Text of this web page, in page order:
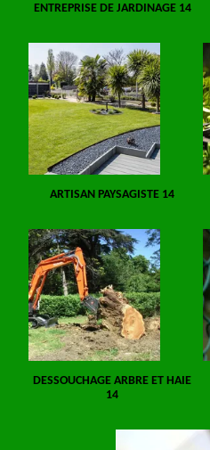
ENTREPRISE DE JARDINAGE 14
ARTISAN PAYSAGISTE 14
DESSOUCHAGE ARBRE ET HAIE
14